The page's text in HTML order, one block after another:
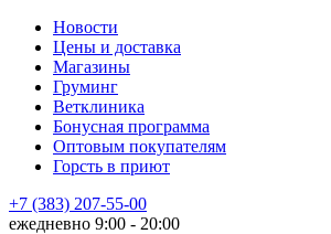
Новости
Цены и доставка
Магазины
Груминг
Ветклиника
Бонусная программа
Оптовым покупателям
Горсть в приют
+7 (383) 207-55-00
ежедневно 9:00 - 20:00